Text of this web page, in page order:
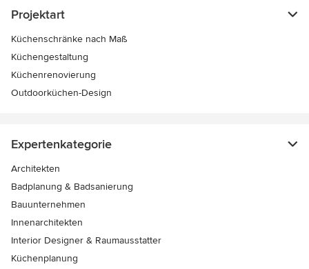
Projektart
Küchenschränke nach Maß
Küchengestaltung
Küchenrenovierung
Outdoorküchen-Design
Expertenkategorie
Architekten
Badplanung & Badsanierung
Bauunternehmen
Innenarchitekten
Interior Designer & Raumausstatter
Küchenplanung